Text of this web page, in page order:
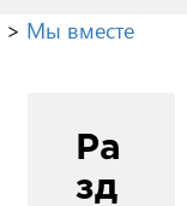
> Мы вместе
Ра
зд